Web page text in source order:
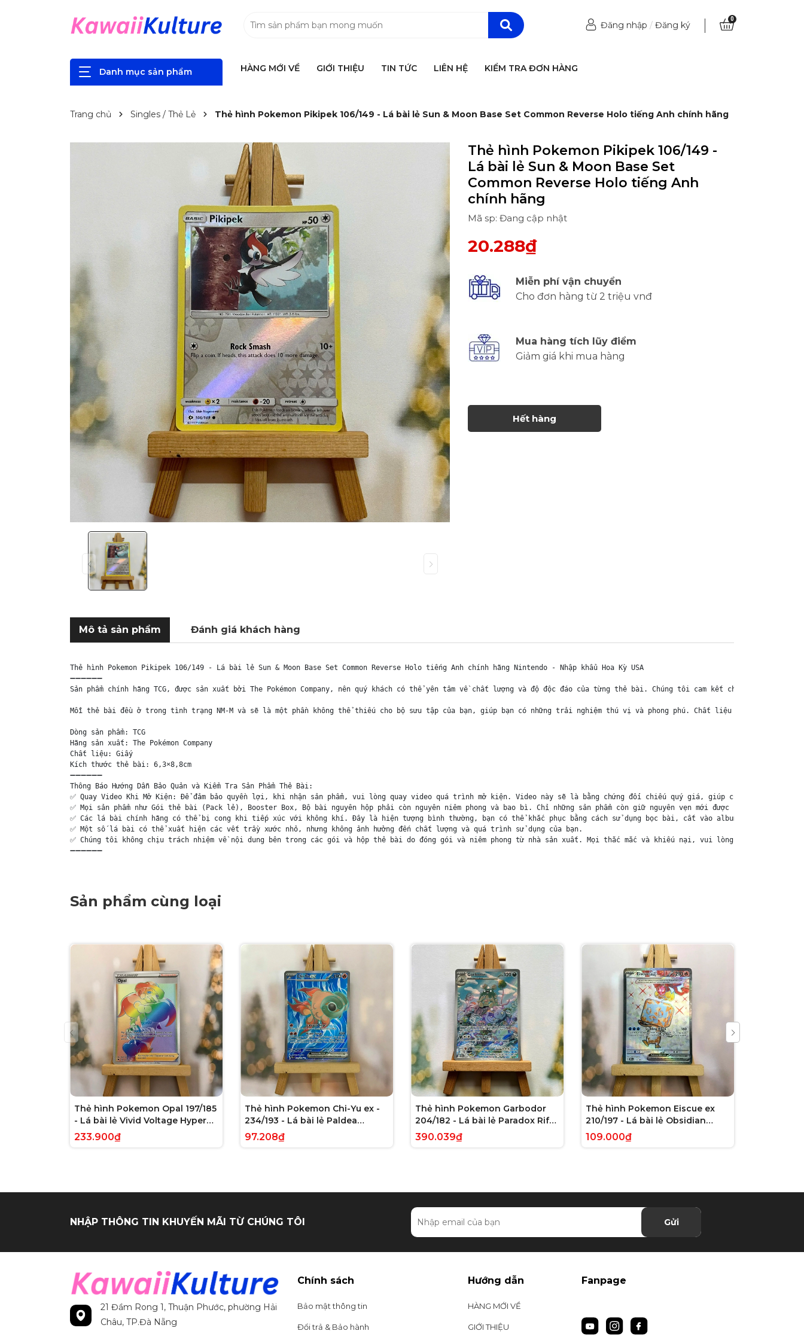
Đăng nhập / Đăng ký
0
Danh mục sản phẩm HÀNG MỚI VỀ GIỚI THIỆU TIN TỨC LIÊN HỆ KIỂM TRA ĐƠN HÀNG
Trang chủ Singles / Thẻ Lẻ Thẻ hình Pokemon Pikipek 106/149 - Lá bài lẻ Sun & Moon Base Set Common Reverse Holo tiếng Anh chính hãng
Thẻ hình Pokemon Pikipek 106/149 -
Lá bài lẻ Sun & Moon Base Set
Common Reverse Holo tiếng Anh
chính hãng
Mã sp: Đang cập nhật
20.288₫
Miễn phí vận chuyển
Cho đơn hàng từ 2 triệu vnđ
Mua hàng tích lũy điểm
Giảm giá khi mua hàng
Hết hàng
Mô tả sản phẩm Đánh giá khách hàng
Thẻ hình Pokemon Pikipek 106/149 - Lá bài lẻ Sun & Moon Base Set Common Reverse Holo tiếng Anh chính hãng Nintendo - Nhập khẩu Hoa Kỳ USA
➖➖➖➖➖➖
Sản phẩm chính hãng TCG, được sản xuất bởi The Pokémon Company, nên quý khách có thể yên tâm về chất lượng và độ độc đáo của từng thẻ bài. Chúng tôi cam kết chỉ bán hàng
Mỗi thẻ bài đều ở trong tình trạng NM-M và sẽ là một phần không thể thiếu cho bộ sưu tập của bạn, giúp bạn có những trải nghiệm thú vị và phong phú. Chất liệu chính của thẻ
Dòng sản phẩm: TCG
Hãng sản xuất: The Pokémon Company
Chất liệu: Giấy
Kích thước thẻ bài: 6,3×8,8cm
➖➖➖➖➖➖
Thông Báo Hướng Dẫn Bảo Quản và Kiểm Tra Sản Phẩm Thẻ Bài:
✅ Quay Video Khi Mở Kiện: Để đảm bảo quyền lợi, khi nhận sản phẩm, vui lòng quay video quá trình mở kiện. Video này sẽ là bằng chứng đối chiếu quý giá, giúp chúng tôi nhanh
✅ Mọi sản phẩm như Gói thẻ bài (Pack lẻ), Booster Box, Bộ bài nguyên hộp phải còn nguyên niêm phong và bao bì. Chỉ những sản phẩm còn giữ nguyên vẹn mới được chấp nhận đổi
✅ Các lá bài chính hãng có thể bị cong khi tiếp xúc với không khí. Đây là hiện tượng bình thường, bạn có thể khắc phục bằng cách sử dụng bọc bài, cất vào album, hoặc ép giữa
✅ Một số lá bài có thể xuất hiện các vết trầy xước nhỏ, nhưng không ảnh hưởng đến chất lượng và quá trình sử dụng của bạn.
✅ Chúng tôi không chịu trách nhiệm về nội dung bên trong các gói và hộp thẻ bài do đóng gói và niêm phong từ nhà sản xuất. Mọi thắc mắc và khiếu nại, vui lòng liên hệ trực
➖➖➖➖➖➖
Sản phẩm cùng loại
Thẻ hình Pokemon Opal 197/185
- Lá bài lẻ Vivid Voltage Hyper
Rare tiếng Anh chính hãng
233.900₫
Thẻ hình Pokemon Chi-Yu ex -
234/193 - Lá bài lẻ Paldea
Evolved Full Art Secret Rare
tiếng Anh chính hãng
97.208₫
Thẻ hình Pokemon Garbodor
204/182 - Lá bài lẻ Paradox Rift
Illustration Rare tiếng Anh chính
390.039₫
Thẻ hình Pokemon Eiscue ex
210/197 - Lá bài lẻ Obsidian
Flames Full Art Secret Rare
tiếng Anh chính hãng
109.000₫
NHẬP THÔNG TIN KHUYẾN MÃI TỪ CHÚNG TÔI Gửi
21 Đầm Rong 1, Thuận Phước, phường Hải
Châu, TP.Đà Nẵng
Chính sách
Bảo mật thông tin
Đổi trả & Bảo hành
Hướng dẫn
HÀNG MỚI VỀ
GIỚI THIỆU
Fanpage